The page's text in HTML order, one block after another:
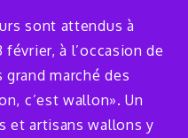
sont attendus à
à l’occasion de
marché des
c’est wallon». Un
et artisans wallons y